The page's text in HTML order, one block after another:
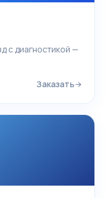
с диагностикой —
Заказать